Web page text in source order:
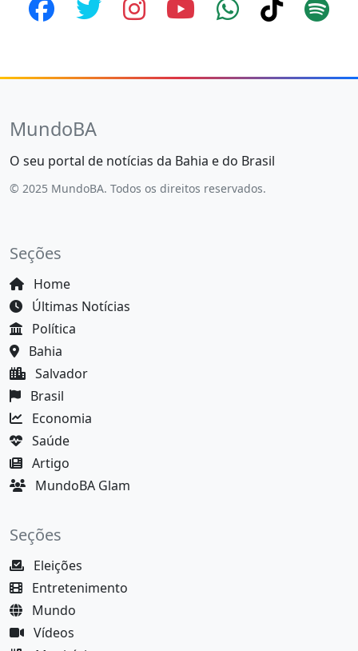
MundoBA
O seu portal de notícias da Bahia e do Brasil
© 2025 MundoBA. Todos os direitos reservados.
Seções
Home
Últimas Notícias
Política
Bahia
Salvador
Brasil
Economia
Saúde
Artigo
MundoBA Glam
Seções
Eleições
Entretenimento
Mundo
Vídeos